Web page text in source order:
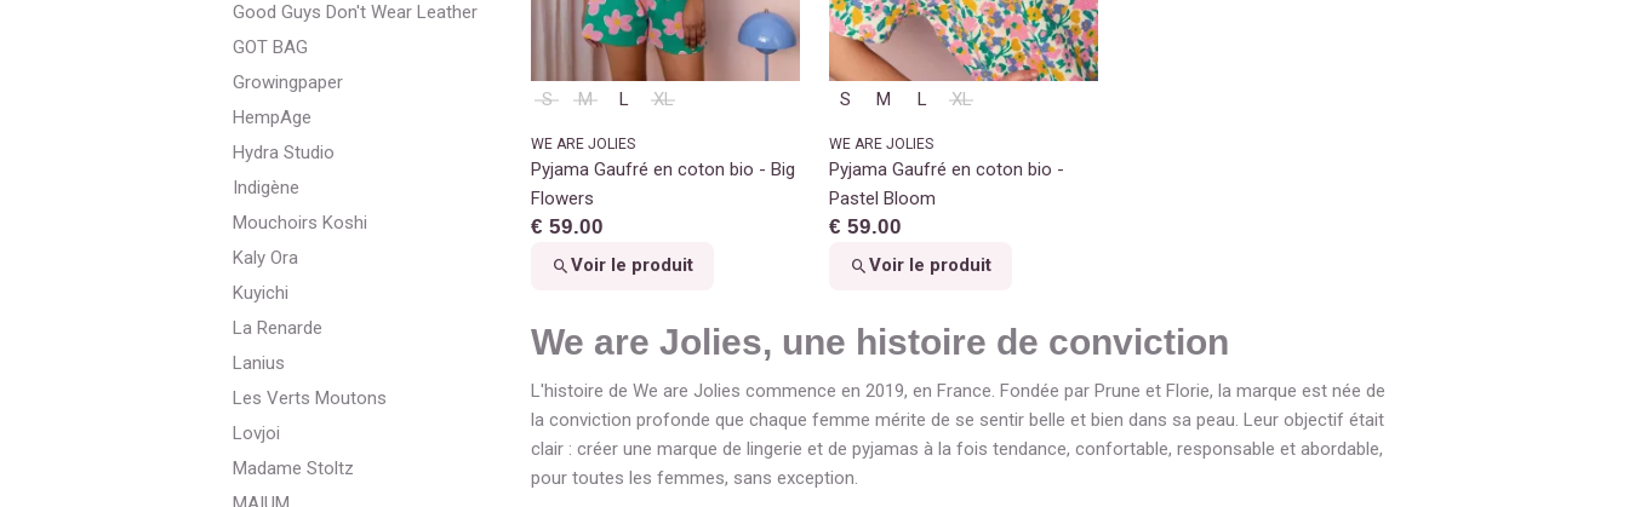
Good Guys Don't Wear Leather
GOT BAG
Growingpaper
HempAge
Hydra Studio
Indigène
Mouchoirs Koshi
Kaly Ora
Kuyichi
La Renarde
Lanius
Les Verts Moutons
Lovjoi
Madame Stoltz
S M L XL
WE ARE JOLIES
Pyjama Gaufré en coton bio - Big
Flowers
€ 59.00
Voir le produit
S M L XL
WE ARE JOLIES
Pyjama Gaufré en coton bio -
Pastel Bloom
€ 59.00
Voir le produit
We are Jolies, une histoire de conviction
L'histoire de We are Jolies commence en 2019, en France. Fondée par Prune et Florie, la marque est née de
la conviction profonde que chaque femme mérite de se sentir belle et bien dans sa peau. Leur objectif était
clair : créer une marque de lingerie et de pyjamas à la fois tendance, confortable, responsable et abordable,
pour toutes les femmes, sans exception.